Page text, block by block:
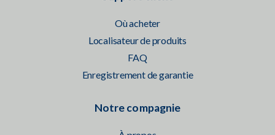
Où acheter
Localisateur de produits
FAQ
Enregistrement de garantie
Notre compagnie